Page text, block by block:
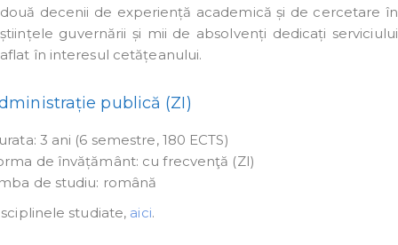
două decenii de experiență academică și de cercetare în
științele guvernării și mii de absolvenți dedicați serviciului
aflat în interesul cetățeanului.
publică (ZI)
3 ani (6 semestre, 180 ECTS)
de învățământ: cu frecvenţă (ZI)
de studiu: română
studiate, aici.